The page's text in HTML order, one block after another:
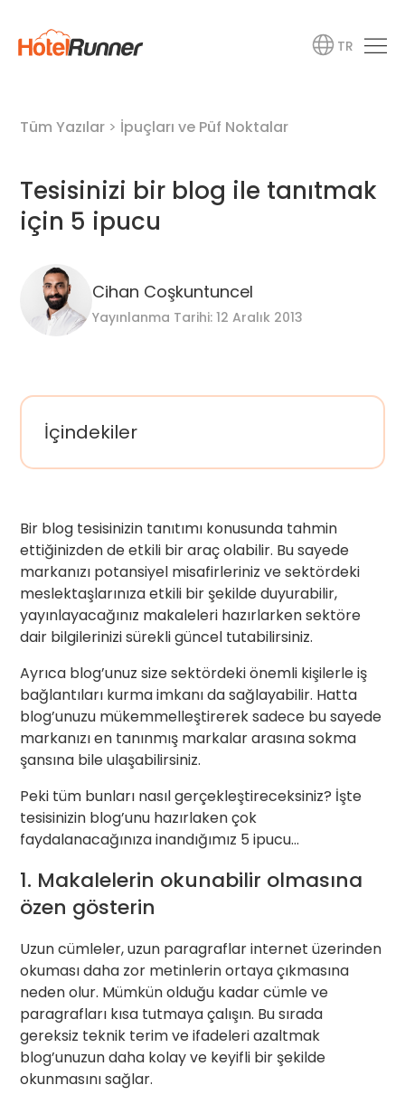
TR
Tüm Yazılar > İpuçları ve Püf Noktalar
Tesisinizi bir blog ile tanıtmak
için 5 ipucu
Cihan Coşkuntuncel
Yayınlanma Tarihi: 12 Aralık 2013
İçindekiler
Bir blog tesisinizin tanıtımı konusunda tahmin
ettiğinizden de etkili bir araç olabilir. Bu sayede
markanızı potansiyel misafirleriniz ve sektördeki
meslektaşlarınıza etkili bir şekilde duyurabilir,
yayınlayacağınız makaleleri hazırlarken sektöre
dair bilgilerinizi sürekli güncel tutabilirsiniz.
Ayrıca blog’unuz size sektördeki önemli kişilerle iş
bağlantıları kurma imkanı da sağlayabilir. Hatta
blog’unuzu mükemmelleştirerek sadece bu sayede
markanızı en tanınmış markalar arasına sokma
şansına bile ulaşabilirsiniz.
Peki tüm bunları nasıl gerçekleştireceksiniz? İşte
tesisinizin blog’unu hazırlaken çok
faydalanacağınıza inandığımız 5 ipucu…
1. Makalelerin okunabilir olmasına
özen gösterin
Uzun cümleler, uzun paragraflar internet üzerinden
okuması daha zor metinlerin ortaya çıkmasına
neden olur. Mümkün olduğu kadar cümle ve
paragrafları kısa tutmaya çalışın. Bu sırada
gereksiz teknik terim ve ifadeleri azaltmak
blog’unuzun daha kolay ve keyifli bir şekilde
okunmasını sağlar.